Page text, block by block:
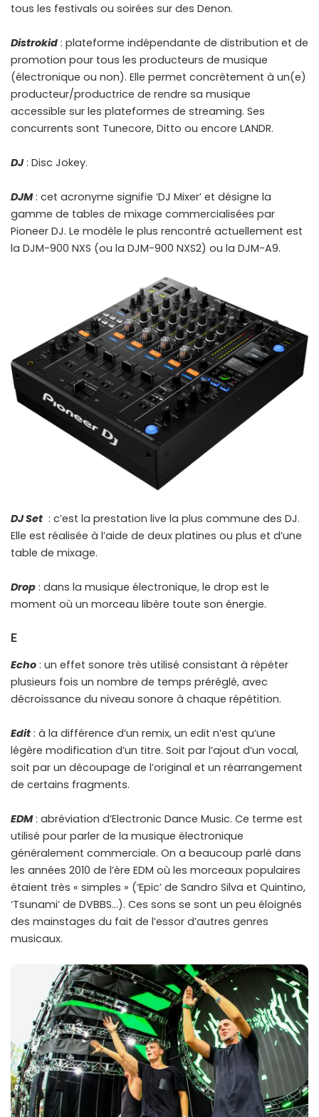
tous les festivals ou soirées sur des Denon.
Distrokid : plateforme indépendante de distribution et de
promotion pour tous les producteurs de musique
(électronique ou non). Elle permet concrètement à un(e)
producteur/productrice de rendre sa musique
accessible sur les plateformes de streaming. Ses
concurrents sont Tunecore, Ditto ou encore LANDR.
DJ: Disc Jokey.
DJM: cet acronyme signifie ‘DJ Mixer’ et désigne la
gamme de tables de mixage commercialisées par
Pioneer DJ. Le modèle le plus rencontré actuellement est
la DJM-900 NXS (ou la DJM-900 NXS2) ou la DJM-A9.
DJ Set : c’est la prestation live la plus commune des DJ.
Elle est réalisée à l’aide de deux platines ou plus et d’une
table de mixage.
Drop : dans la musique électronique, le drop est le
moment où un morceau libère toute son énergie.
E
Echo : un effet sonore très utilisé consistant à répéter
plusieurs fois un nombre de temps préréglé, avec
décroissance du niveau sonore à chaque répétition.
Edit : à la différence d’un remix, un edit n’est qu’une
légère modification d’un titre. Soit par l’ajout d’un vocal,
soit par un découpage de l’original et un réarrangement
de certains fragments.
EDM: abréviation d’Electronic Dance Music. Ce terme est
utilisé pour parler de la musique électronique
généralement commerciale. On a beaucoup parlé dans
les années 2010 de l’ère EDM où les morceaux populaires
étaient très « simples » (‘Epic’ de Sandro Silva et Quintino,
‘Tsunami’ de DVBBS…). Ces sons se sont un peu éloignés
des mainstages du fait de l’essor d’autres genres
musicaux.